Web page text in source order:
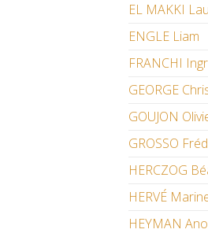
EL MAKKI
ENGLE Liam
FRANCHI
GEORGE
GOUJON
GROSSO
HERCZOG
HERVÉ
HEYMAN